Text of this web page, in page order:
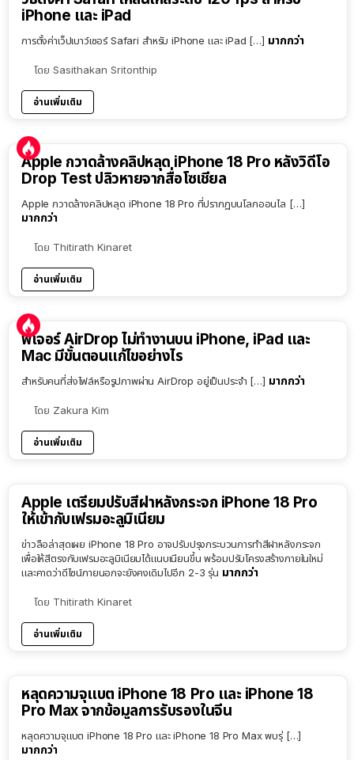
iPhone และ iPad
การตั้งค่าเว็ปเบาว์เซอร์ Safari สำหรับ iPhone และ iPad […] มากกว่า
โดย Sasithakan Sritonthip
อ่านเพิ่มเติม
Apple กวาดล้างคลิปหลุด iPhone 18 Pro หลังวิดีโอ
Drop Test ปลิวหายจากสื่อโซเชียล
Apple กวาดล้างคลิปหลุด iPhone 18 Pro ที่ปรากฏบนโลกออนไล […]
มากกว่า
โดย Thitirath Kinaret
อ่านเพิ่มเติม
ฟีเจอร์ AirDrop ไม่ทำงานบน iPhone, iPad และ
Mac มีขั้นตอนแก้ไขอย่างไร
สำหรับคนที่ส่งไฟล์หรือรูปภาพผ่าน AirDrop อยู่เป็นประจำ […] มากกว่า
โดย Zakura Kim
อ่านเพิ่มเติม
Apple เตรียมปรับสีฝาหลังกระจก iPhone 18 Pro
ให้เข้ากับเฟรมอะลูมิเนียม
ข่าวลือล่าสุดเผย iPhone 18 Pro อาจปรับปรุงกระบวนการทำสีฝาหลังกระจก
เพื่อให้สีตรงกับเฟรมอะลูมิเนียมได้แนบเนียนขึ้น พร้อมปรับโครงสร้างภายในใหม่
และคาดว่าดีไซน์ภายนอกจะยังคงเดิมไปอีก 2-3 รุ่น มากกว่า
โดย Thitirath Kinaret
อ่านเพิ่มเติม
หลุดความจุแบต iPhone 18 Pro และ iPhone 18
Pro Max จากข้อมูลการรับรองในจีน
หลุดความจุแบต iPhone 18 Pro และ iPhone 18 Pro Max พบรุ่ […]
มากกว่า